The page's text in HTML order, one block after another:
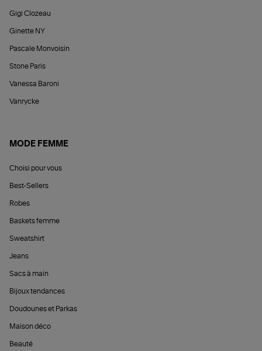
Gigi Clozeau
Ginette NY
Pascale Monvoisin
Stone Paris
Vanessa Baroni
Vanrycke
MODE FEMME
Choisi pour vous
Best-Sellers
Robes
Baskets femme
Sweatshirt
Jeans
Sacs à main
Bijoux tendances
Doudounes et Parkas
Maison déco
Beauté